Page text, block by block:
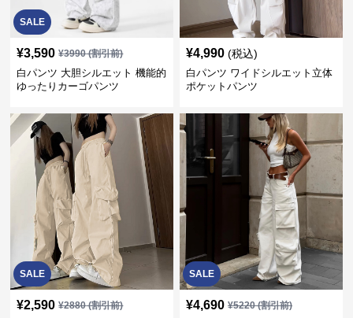
SALE
¥3,590 ¥3990(割引前)
白パンツ 大胆シルエット 機能的
ゆったりカーゴパンツ
¥4,990 (税込)
白パンツ ワイドシルエット立体
ポケットパンツ
SALE
¥2,590 ¥2880(割引前)
SALE
¥4,690 ¥5220(割引前)